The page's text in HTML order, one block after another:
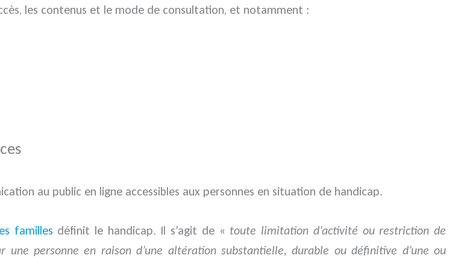
les contenus et le mode de consultation, et notamment :
au public en ligne accessibles aux personnes en situation de handicap.
familles définit le handicap. Il s’agit de « toute limitation d’activité ou restriction de
personne en raison d’une altération substantielle, durable ou définitive d’une ou